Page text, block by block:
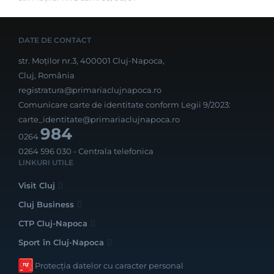
DATE DE CONTACT
str. Moților nr.3, 400001 Cluj-Napoca,
Cluj, România
registratura@primariaclujnapoca.ro
Comunicare carte de identitate conform Legii 9/2023:
carte_identitate@primariaclujnapoca.ro
0264984
0264 596 030 - Centrala telefonica
LINKURI UTILE
Visit Cluj
Cluj Business
CTP Cluj-Napoca
Sport în Cluj-Napoca
Protecția datelor cu caracter personal